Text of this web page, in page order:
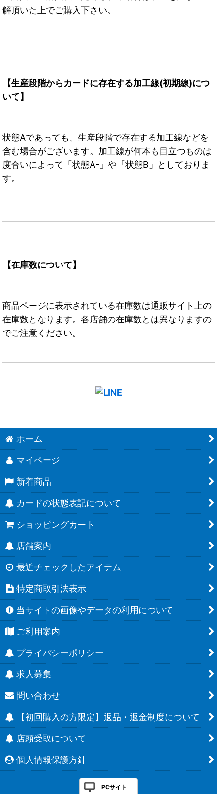
解頂いた上でご購入下さい。
【生産段階からカードに存在する加工線(初期線)につ
いて】
状態Aであっても、生産段階で存在する加工線などを
含む場合がございます。加工線が何本も目立つものは
度合いによって「状態A-」や「状態B」としておりま
す。
【在庫数について】
商品ページに表示されている在庫数は通販サイト上の
在庫数となります。各店舗の在庫数とは異なりますの
でご注意ください。
ホーム
マイページ
新着商品
カードの状態表記について
ショッピングカート
店舗案内
最近チェックしたアイテム
特定商取引法表示
当サイトの画像やデータの利用について
ご利用案内
プライバシーポリシー
求人募集
問い合わせ
【初回購入の方限定】返品・返金制度について
店頭受取について
個人情報保護方針
PCサイト